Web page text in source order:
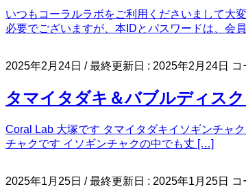
いつもコーラルラボをご利用くださいまして大
必要でございますが、本IDとパスワードは、会
2025年2月24日 / 最終更新日 : 2025年2月24日 コ
タマイタダキ＆バブルディス
Coral Lab 大塚です タマイタダキイソギンチャ
チャクです イソギンチャクの中でも丈 […]
2025年1月25日 / 最終更新日 : 2025年1月25日 コ